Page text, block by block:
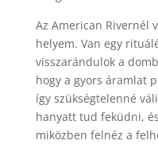
Az American Rivernél
helyem. Van egy
visszarándulok a
hogy a gyors áramlat
így szükségtelenné
hanyatt tud feküdni,
miközben felnéz a